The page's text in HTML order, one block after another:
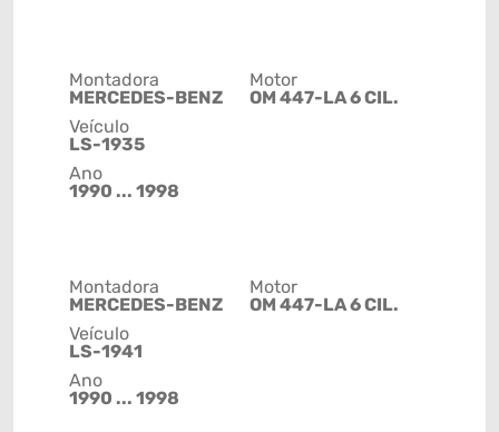
Montadora
MERCEDES-BENZ
Veículo
LS-1935
Ano
1990 ... 1998
Motor
OM 447-LA 6 CIL.
Montadora
MERCEDES-BENZ
Veículo
LS-1941
Ano
1990 ... 1998
Motor
OM 447-LA 6 CIL.